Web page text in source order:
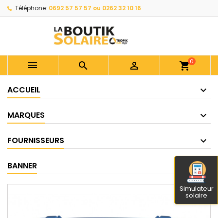
Téléphone: 0692 57 57 57 ou 0262 32 10 16
   shopping_cart0
ACCUEIL
MARQUES
FOURNISSEURS
BANNER
Simulateur
solaire